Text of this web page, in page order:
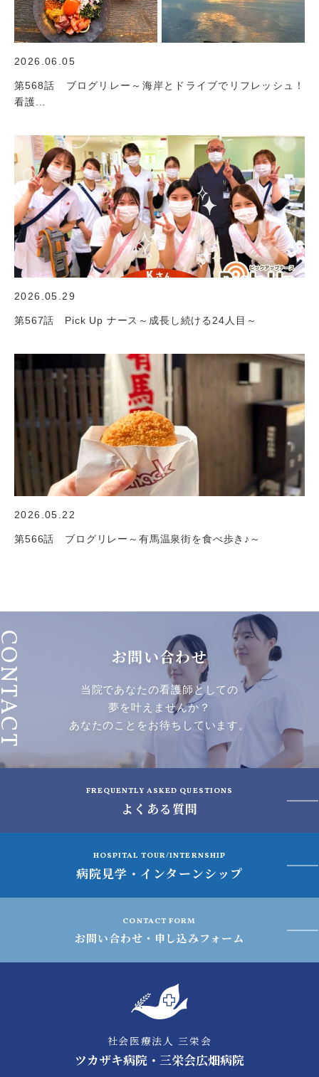
2026.06.05
第568話 ブログリレー～海岸とドライブでリフレッシュ！
看護...
2026.05.29
第567話 Pick Up ナース～成長し続ける24人目～
2026.05.22
第566話 ブログリレー～有馬温泉街を食べ歩き♪～
お問い合わせ
当院であなたの看護師としての
夢を叶えませんか？
あなたのことをお待ちしています。
FREQUENTLY ASKED QUESTIONS
よくある質問
HOSPITAL TOUR/INTERNSHIP
病院見学・インターンシップ
CONTACT FORM
お問い合わせ・申し込みフォーム
社会医療法人 三栄会
ツカザキ病院・三栄会広畑病院